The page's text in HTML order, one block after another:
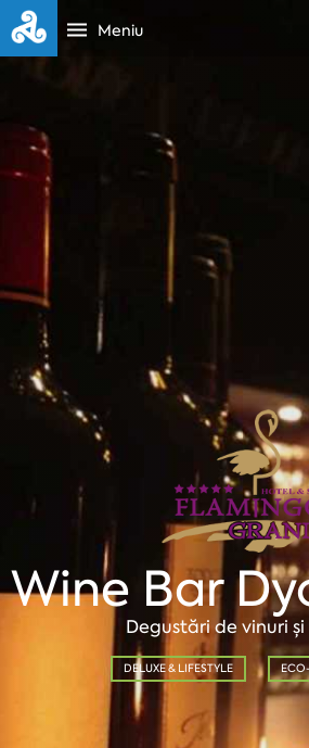
Meniu
Wine Bar
Degustări de vinuri
DELUXE & LIFESTYLE